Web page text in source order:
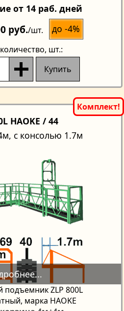
от 14 раб. дней
руб./шт. до -4%
, шт.:
Купить
HAOKE / 44
с консолью 1.7м
подъемник ZLP 800L
марка HAOKE